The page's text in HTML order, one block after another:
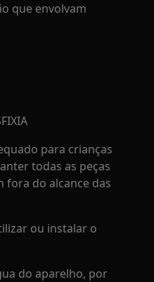
que envolvam
para crianças
todas as peças
fora do alcance das
ou instalar o
do aparelho, por